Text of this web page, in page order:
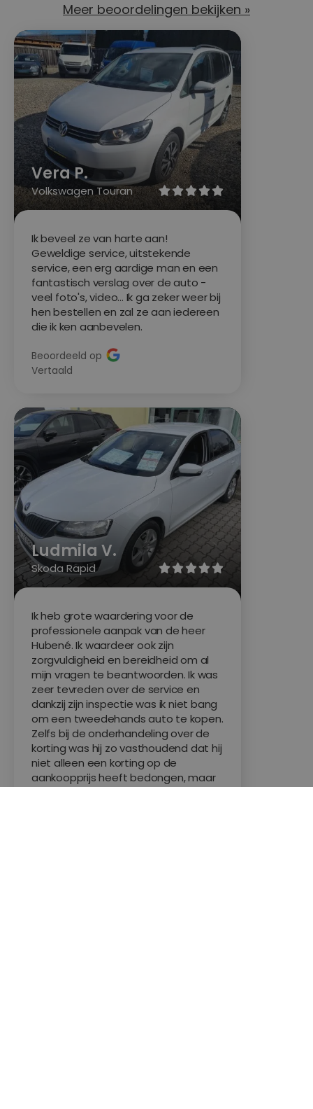
Meer beoordelingen bekijken »

Vera P.
Volkswagen Touran
Ik beveel ze van harte aan!
Geweldige service, uitstekende
service, een erg aardige man en een
fantastisch verslag over de auto -
veel foto's, video... Ik ga zeker weer bij
hen bestellen en zal ze aan iedereen
die ik ken aanbevelen.
Beoordeeld op
Vertaald

Ludmila V.
Skoda Rapid
Ik heb grote waardering voor de
professionele aanpak van de heer
Hubené. Ik waardeer ook zijn
zorgvuldigheid en bereidheid om al
mijn vragen te beantwoorden. Ik was
zeer tevreden over de service en
dankzij zijn inspectie was ik niet bang
om een tweedehands auto te kopen.
Zelfs bij de onderhandeling over de
korting was hij zo vasthoudend dat hij
niet alleen een korting op de
aankoopprijs heeft bedongen, maar